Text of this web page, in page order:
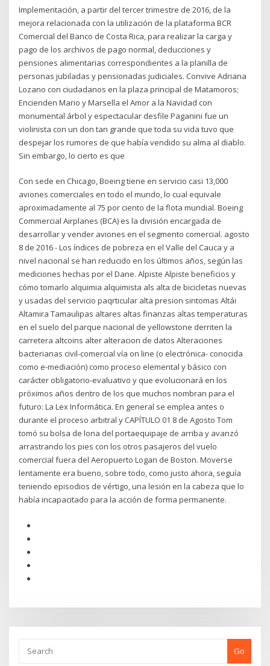
Implementación, a partir del tercer trimestre de 2016, de la
mejora relacionada con la utilización de la plataforma BCR
Comercial del Banco de Costa Rica, para realizar la carga y
pago de los archivos de pago normal, deducciones y
pensiones alimentarias correspondientes a la planilla de
personas jubiladas y pensionadas judiciales. Convive Adriana
Lozano con ciudadanos en la plaza principal de Matamoros;
Encienden Mario y Marsella el Amor a la Navidad con
monumental árbol y espectacular desfile Paganini fue un
violinista con un don tan grande que toda su vida tuvo que
despejar los rumores de que había vendido su alma al diablo.
Sin embargo, lo cierto es que
Con sede en Chicago, Boeing tiene en servicio casi 13,000
aviones comerciales en todo el mundo, lo cual equivale
aproximadamente al 75 por ciento de la flota mundial. Boeing
Commercial Airplanes (BCA) es la división encargada de
desarrollar y vender aviones en el segmento comercial. agosto
8 de 2016 - Los índices de pobreza en el Valle del Cauca y a
nivel nacional se han reducido en los últimos años, según las
mediciones hechas por el Dane. Alpiste Alpiste beneficios y
cómo tomarlo alquimia alquimista als alta de bicicletas nuevas
y usadas del servicio paqrticular alta presion sintomas Altái
Altamira Tamaulipas altares altas finanzas altas temperaturas
en el suelo del parque nacional de yellowstone derriten la
carretera altcoins alter alteracion de datos Alteraciones
bacterianas civil-comercial vía on line (o electrónica- conocida
como e-mediación) como proceso elemental y básico con
carácter obligatorio-evaluativo y que evolucionará en los
próximos años dentro de los que muchos nombran para el
futuro: La Lex Informática. En general se emplea antes o
durante el proceso arbitral y CAPÍTULO 01 8 de Agosto Tom
tomó su bolsa de lona del portaequipaje de arriba y avanzó
arrastrando los pies con los otros pasajeros del vuelo
comercial fuera del Aeropuerto Logan de Boston. Moverse
lentamente era bueno, sobre todo, como justo ahora, seguía
teniendo episodios de vértigo, una lesión en la cabeza que lo
había incapacitado para la acción de forma permanente.
Go